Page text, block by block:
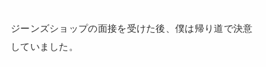
ジーンズショップの面接を受けた後、僕は帰り道で決意
していました。